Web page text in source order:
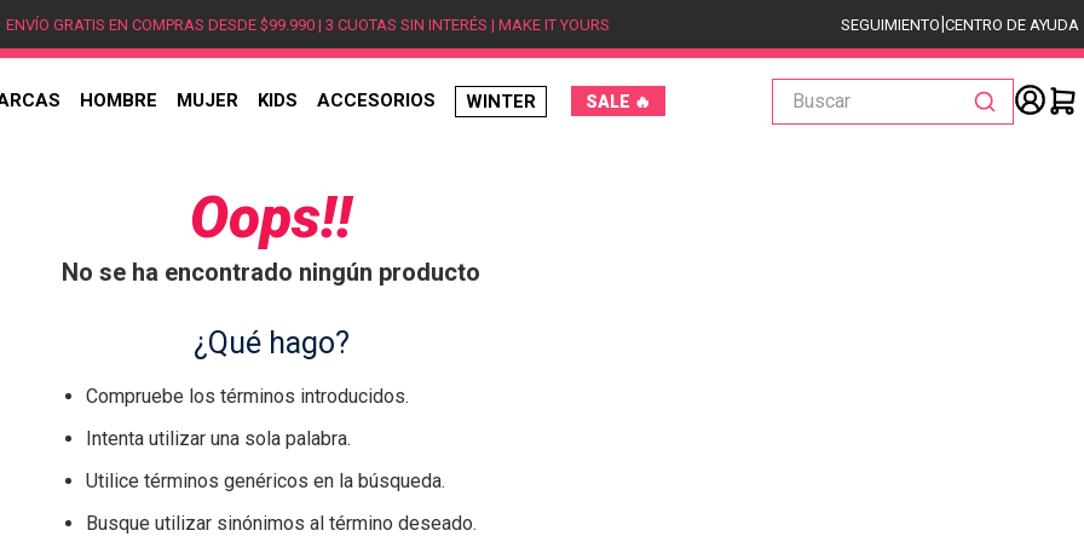
ENVÍO GRATIS EN COMPRAS DESDE $99.990 | 3 CUOTAS SIN INTERÉS | MAKE IT YOURS SEGUIMIENTO|CENTRO DE AYUDA
HOMBRE MUJER KIDS ACCESORIOS WINTER SALE 🔥
Buscar
Oops!!
No se ha encontrado ningún producto
¿Qué hago?
Compruebe los términos introducidos.
Intenta utilizar una sola palabra.
Utilice términos genéricos en la búsqueda.
Busque utilizar sinónimos al término deseado.
2
jordan
3.
mujer
5.
zapatillas
6.
zapatillas jordan
7.
zapatillas hombre
8.
new balance
9. zapatillas nike